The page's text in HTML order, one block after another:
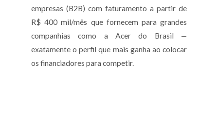
empresas (B2B) com faturamento a partir de
R$ 400 mil/mês que fornecem para grandes
companhias como a Acer do Brasil —
exatamente o perfil que mais ganha ao colocar
os financiadores para competir.